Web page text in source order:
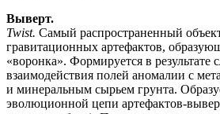
Выверт.
Twist. Самый распространенный
гравитационных артефактов,
«воронка». Формируется в результате
взаимодействия полей аномалии с
и минеральным сырьем грунта.
эволюционной цепи артефактов-